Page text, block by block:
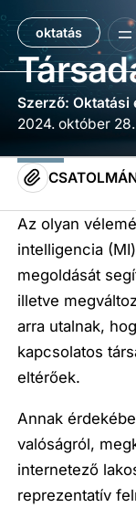
oktatás
Szerző: Oktatási
2024. október 28.
Az olyan
intelligencia
megoldását
illetve
arra utalnak,
kapcsolatos
eltérőek.
Annak
valóságról,
internetező
reprezentatív